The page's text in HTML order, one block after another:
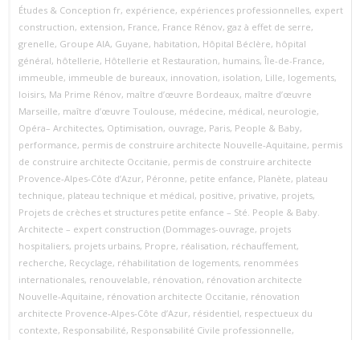
Études & Conception fr, expérience, expériences professionnelles, expert
construction, extension, France, France Rénov, gaz à effet de serre,
grenelle, Groupe AIA, Guyane, habitation, Hôpital Béclère, hôpital
général, hôtellerie, Hôtellerie et Restauration, humains, Île-de-France,
immeuble, immeuble de bureaux, innovation, isolation, Lille, logements,
loisirs, Ma Prime Rénov, maître d’œuvre Bordeaux, maître d’œuvre
Marseille, maître d’œuvre Toulouse, médecine, médical, neurologie,
Opéra– Architectes, Optimisation, ouvrage, Paris, People & Baby,
performance, permis de construire architecte Nouvelle‑Aquitaine, permis
de construire architecte Occitanie, permis de construire architecte
Provence‑Alpes‑Côte d’Azur, Péronne, petite enfance, Planète, plateau
technique, plateau technique et médical, positive, privative, projets,
Projets de crèches et structures petite enfance – Sté. People & Baby.
Architecte – expert construction (Dommages-ouvrage, projets
hospitaliers, projets urbains, Propre, réalisation, réchauffement,
recherche, Recyclage, réhabilitation de logements, renommées
internationales, renouvelable, rénovation, rénovation architecte
Nouvelle‑Aquitaine, rénovation architecte Occitanie, rénovation
architecte Provence‑Alpes‑Côte d’Azur, résidentiel, respectueux du
contexte, Responsabilité, Responsabilité Civile professionnelle,